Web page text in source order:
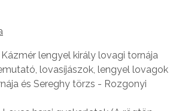
Kázmér lengyel király lovagi tornája
lovasíjászok, lengyel lovagok
és Sereghy törzs - Rozgonyi